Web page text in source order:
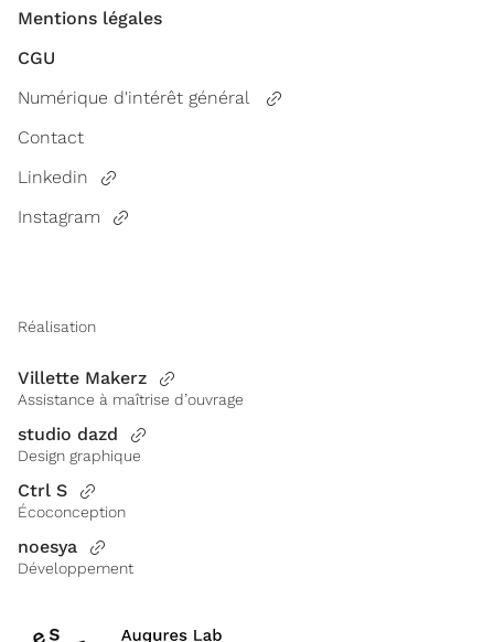
Mentions légales
CGU
Numérique d'intérêt général
Contact
Linkedin
Instagram
Réalisation
Villette Makerz
Assistance à maîtrise d’ouvrage
studio dazd
Design graphique
Ctrl S
Écoconception
noesya
Développement